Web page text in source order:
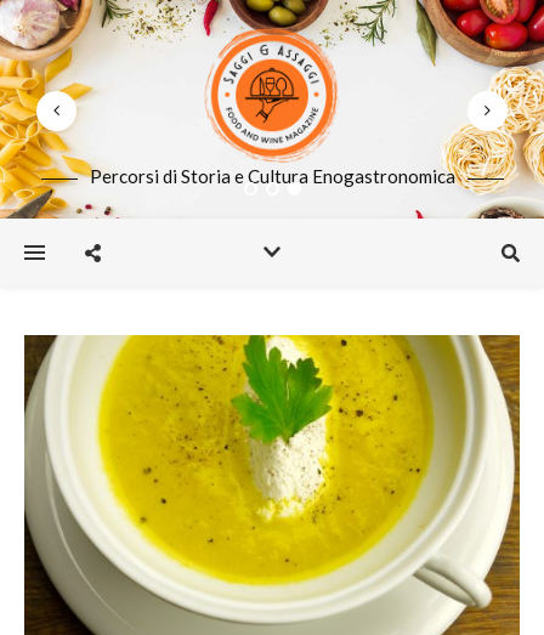
Percorsi di Storia e Cultura Enogastronomica